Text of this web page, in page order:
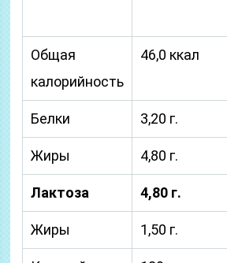
Общая
калорийность
46,0 ккал
Белки 3,20 г.
Жиры 4,80 г.
Лактоза 4,80 г.
Жиры 1,50 г.